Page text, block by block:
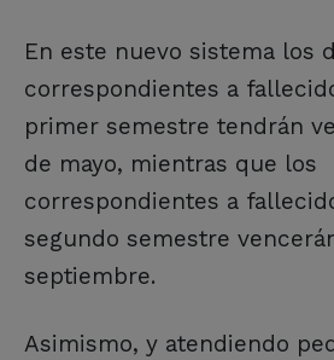
En este nuevo sistema los
correspondientes a
primer semestre tendrán
de mayo, mientras que los
correspondientes a
segundo semestre
septiembre.
Asimismo, y atendiendo